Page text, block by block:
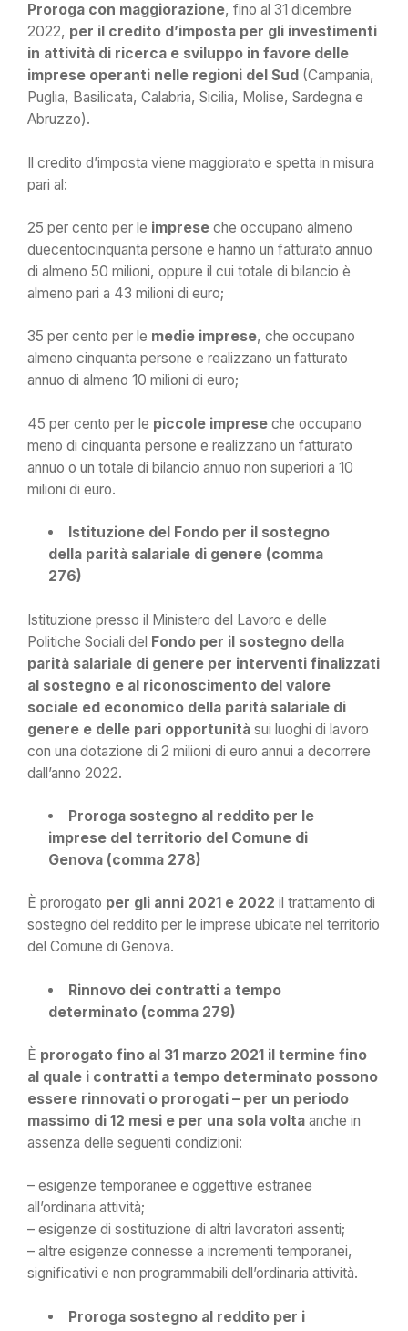
Proroga con maggiorazione, fino al 31 dicembre
2022, per il credito d’imposta per gli investimenti
in attività di ricerca e sviluppo in favore delle
imprese operanti nelle regioni del Sud (Campania,
Puglia, Basilicata, Calabria, Sicilia, Molise, Sardegna e
Abruzzo).
Il credito d’imposta viene maggiorato e spetta in misura
pari al:
25 per cento per le imprese che occupano almeno
duecentocinquanta persone e hanno un fatturato annuo
di almeno 50 milioni, oppure il cui totale di bilancio è
almeno pari a 43 milioni di euro;
35 per cento per le medie imprese, che occupano
almeno cinquanta persone e realizzano un fatturato
annuo di almeno 10 milioni di euro;
45 per cento per le piccole imprese che occupano
meno di cinquanta persone e realizzano un fatturato
annuo o un totale di bilancio annuo non superiori a 10
milioni di euro.
Istituzione del Fondo per il sostegno
della parità salariale di genere (comma
276)
Istituzione presso il Ministero del Lavoro e delle
Politiche Sociali del Fondo per il sostegno della
parità salariale di genere per interventi finalizzati
al sostegno e al riconoscimento del valore
sociale ed economico della parità salariale di
genere e delle pari opportunità sui luoghi di lavoro
con una dotazione di 2 milioni di euro annui a decorrere
dall’anno 2022.
Proroga sostegno al reddito per le
imprese del territorio del Comune di
Genova (comma 278)
È prorogato per gli anni 2021 e 2022 il trattamento di
sostegno del reddito per le imprese ubicate nel territorio
del Comune di Genova.
Rinnovo dei contratti a tempo
determinato (comma 279)
È prorogato fino al 31 marzo 2021 il termine fino
al quale i contratti a tempo determinato possono
essere rinnovati o prorogati – per un periodo
massimo di 12 mesi e per una sola volta anche in
assenza delle seguenti condizioni:
– esigenze temporanee e oggettive estranee
all’ordinaria attività;
– esigenze di sostituzione di altri lavoratori assenti;
– altre esigenze connesse a incrementi temporanei,
significativi e non programmabili dell’ordinaria attività.
Proroga sostegno al reddito per i